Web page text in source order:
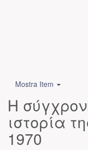
Mostra Item
Η
ιστορία
1970